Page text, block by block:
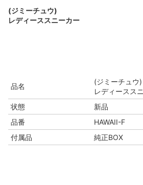
(ジミーチュウ)
レディーススニーカー
品名
(ジミーチュウ)
レディースス
状態
新品
品番
HAWAII-F
付属品
純正BOX